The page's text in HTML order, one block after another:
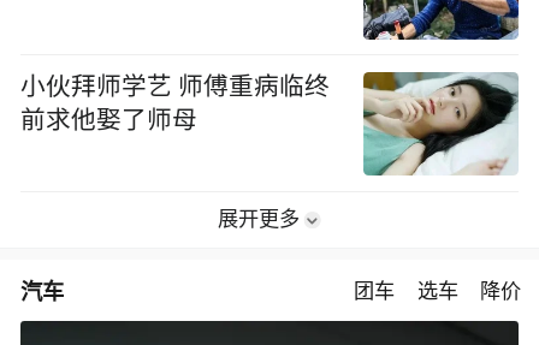
小伙拜师学艺 师傅重病临终
前求他娶了师母
展开更多
汽车 团车 选车 降价